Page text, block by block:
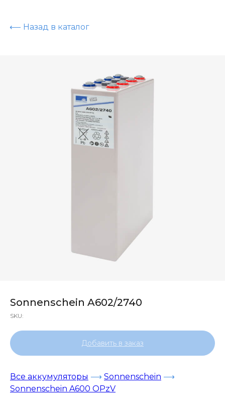
⟵ Назад в каталог
Sonnenschein A602/2740
SKU:
Добавить в заказ
Все аккумуляторы ⟶ Sonnenschein ⟶
Sonnenschein A600 OPzV